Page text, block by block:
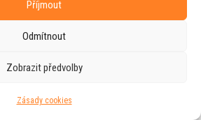
Příjmout
Odmítnout
Zobrazit předvolby
Zásady cookies